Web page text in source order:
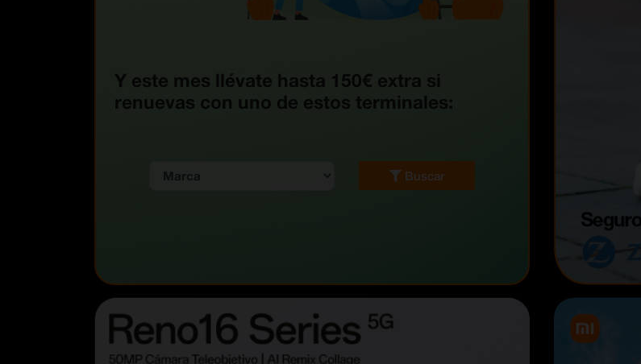
Y este mes llévate hasta 150€ extra si
renuevas con uno de estos terminales:
Buscar